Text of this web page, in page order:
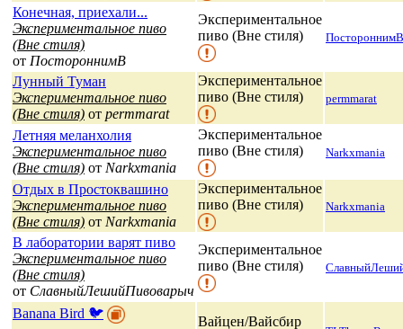
Конечная, приехали...
Экспериментальное пиво
(Вне стиля)
от ПостороннимВ
Экспериментальное
пиво (Вне стиля)
ПостороннимВ
Лунный Туман
Экспериментальное пиво
(Вне стиля) от permmarat
Экспериментальное
пиво (Вне стиля)
permmarat
Летняя меланхолия
Экспериментальное пиво
(Вне стиля) от Narkxmania
Экспериментальное
пиво (Вне стиля)
Narkxmania
Отдых в Простоквашино
Экспериментальное пиво
(Вне стиля) от Narkxmania
Экспериментальное
пиво (Вне стиля)
Narkxmania
В лаборатории варят пиво
Экспериментальное пиво
(Вне стиля)
от СлавныйЛешийПивоварыч
Экспериментальное
пиво (Вне стиля)
Banana Bird 🐦
Вайцен/Вайсбир